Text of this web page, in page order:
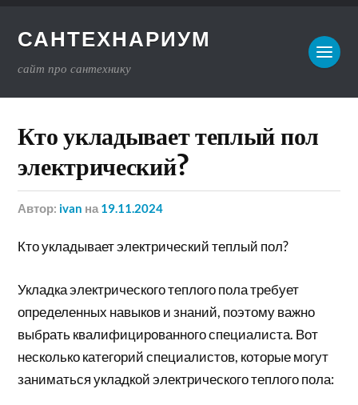
САНТЕХНАРИУМ
сайт про сантехнику
Кто укладывает теплый пол
электрический?
Автор: ivan на 19.11.2024
Кто укладывает электрический теплый пол?
Укладка электрического теплого пола требует
определенных навыков и знаний, поэтому важно
выбрать квалифицированного специалиста. Вот
несколько категорий специалистов, которые могут
заниматься укладкой электрического теплого пола: